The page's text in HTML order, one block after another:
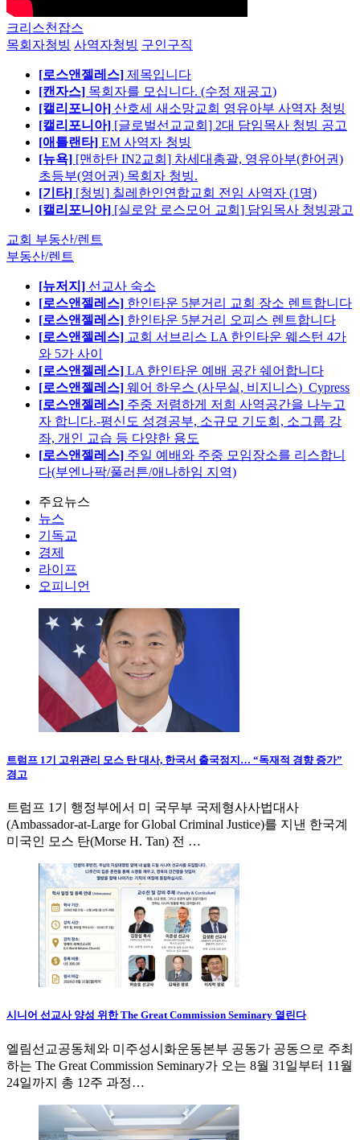
크리스천잡스
목회자청빙 사역자청빙 구인구직
[로스앤젤레스] 제목입니다
[캔자스] 목회자를 모십니다. (수정 재공고)
[캘리포니아] 산호세 새소망교회 영유아부 사역자 청빙
[캘리포니아] [글로벌선교교회] 2대 담임목사 청빙 공고
[애틀랜타] EM 사역자 청빙
[뉴욕] [맨하탄 IN2교회] 차세대총괄, 영유아부(한어권)
초등부(영어권) 목회자 청빙.
[기타] [청빙] 칠레한인연합교회 전임 사역자 (1명)
[캘리포니아] [실로암 로스모어 교회] 담임목사 청빙광고
교회 부동산/렌트
부동산/렌트
[뉴저지] 선교사 숙소
[로스앤젤레스] 한인타운 5분거리 교회 장소 렌트합니다
[로스앤젤레스] 한인타운 5분거리 오피스 렌트합니다
[로스앤젤레스] 교회 서브리스 LA 한인타운 웨스턴 4가
와 5가 사이
[로스앤젤레스] LA 한인타운 예배 공간 쉐어합니다
[로스앤젤레스] 웨어 하우스 (사무실, 비지니스)_Cypress
[로스앤젤레스] 주중 저렴하게 저희 사역공간을 나누고
자 합니다.-평신도 성경공부, 소규모 기도회, 소그룹 강
좌, 개인 교습 등 다양한 용도
[로스앤젤레스] 주일 예배와 주중 모임장소를 리스합니
다(부엔나팍/풀러튼/애나하임 지역)
주요뉴스
뉴스
기독교
경제
라이프
오피니언
트럼프 1기 고위관리 모스 탄 대사, 한국서 출국정지… “독재적 경향 증가”
경고
트럼프 1기 행정부에서 미 국무부 국제형사사법대사
(Ambassador-at-Large for Global Criminal Justice)를 지낸 한국계
미국인 모스 탄(Morse H. Tan) 전 …
시니어 선교사 양성 위한 The Great Commission Seminary 열린다
엘림선교공동체와 미주성시화운동본부 공동가 공동으로 주최
하는 The Great Commission Seminary가 오는 8월 31일부터 11월
24일까지 총 12주 과정…